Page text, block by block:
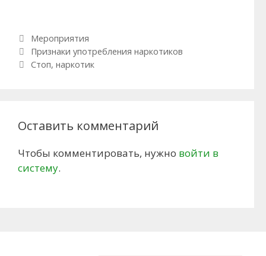
Рубрики
Мероприятия
Навигация по записям
Признаки употребления наркотиков
Стоп, наркотик
Оставить комментарий
Чтобы комментировать, нужно войти в
систему.